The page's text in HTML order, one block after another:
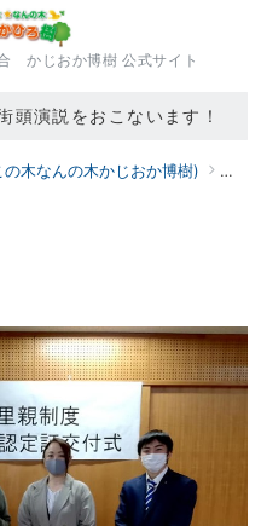
かじおか博樹 公式サイト
演説をおこないます！
木なんの木かじおか博樹) 活動